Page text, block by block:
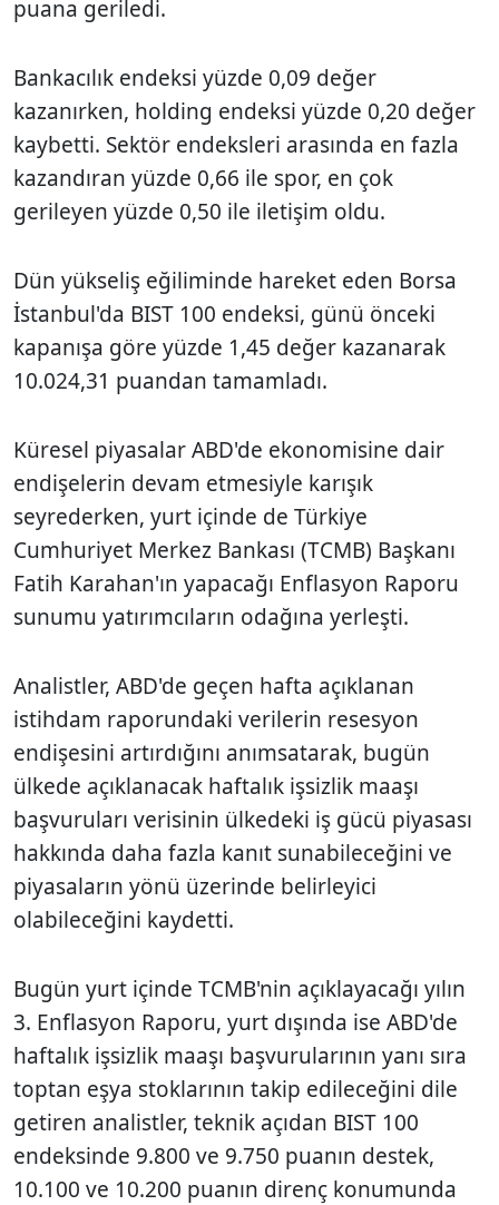
puana geriledi.
Bankacılık endeksi yüzde 0,09 değer
kazanırken, holding endeksi yüzde 0,20 değer
kaybetti. Sektör endeksleri arasında en fazla
kazandıran yüzde 0,66 ile spor, en çok
gerileyen yüzde 0,50 ile iletişim oldu.
Dün yükseliş eğiliminde hareket eden Borsa
İstanbul'da BIST 100 endeksi, günü önceki
kapanışa göre yüzde 1,45 değer kazanarak
10.024,31 puandan tamamladı.
Küresel piyasalar ABD'de ekonomisine dair
endişelerin devam etmesiyle karışık
seyrederken, yurt içinde de Türkiye
Cumhuriyet Merkez Bankası (TCMB) Başkanı
Fatih Karahan'ın yapacağı Enflasyon Raporu
sunumu yatırımcıların odağına yerleşti.
Analistler, ABD'de geçen hafta açıklanan
istihdam raporundaki verilerin resesyon
endişesini artırdığını anımsatarak, bugün
ülkede açıklanacak haftalık işsizlik maaşı
başvuruları verisinin ülkedeki iş gücü piyasası
hakkında daha fazla kanıt sunabileceğini ve
piyasaların yönü üzerinde belirleyici
olabileceğini kaydetti.
Bugün yurt içinde TCMB'nin açıklayacağı yılın
3. Enflasyon Raporu, yurt dışında ise ABD'de
haftalık işsizlik maaşı başvurularının yanı sıra
toptan eşya stoklarının takip edileceğini dile
getiren analistler, teknik açıdan BIST 100
endeksinde 9.800 ve 9.750 puanın destek,
10.100 ve 10.200 puanın direnç konumunda